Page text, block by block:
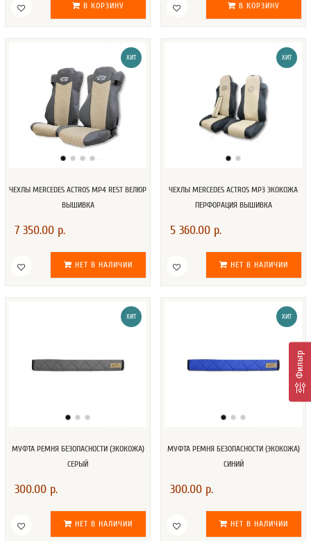
Фильтр
В КОРЗИНУ В КОРЗИНУ
ХИТ
ЧЕХЛЫ MERCEDES ACTROS MP4 REST ВЕЛЮР
ВЫШИВКА
7 350.00 р.
НЕТ В НАЛИЧИИ
ХИТ
ЧЕХЛЫ MERCEDES ACTROS MP3 ЭКОКОЖА
ПЕРФОРАЦИЯ ВЫШИВКА
5 360.00 р.
НЕТ В НАЛИЧИИ
ХИТ
МУФТА РЕМНЯ БЕЗОПАСНОСТИ (ЭКОКОЖА)
СЕРЫЙ
300.00 р.
НЕТ В НАЛИЧИИ
ХИТ
МУФТА РЕМНЯ БЕЗОПАСНОСТИ (ЭКОКОЖА)
СИНИЙ
300.00 р.
НЕТ В НАЛИЧИИ